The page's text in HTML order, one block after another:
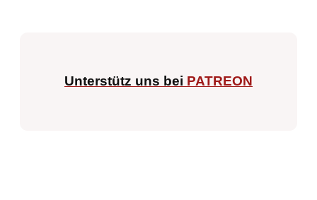
Unterstütz uns bei PATREON